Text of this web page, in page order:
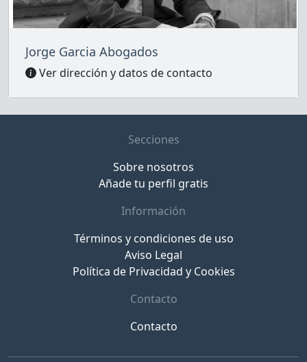
Jorge Garcia Abogados
Ver dirección y datos de contacto
Secciones
Sobre nosotros
Añade tu perfil gratis
Información
Términos y condiciones de uso
Aviso Legal
Política de Privacidad y Cookies
Contacto
Contacto